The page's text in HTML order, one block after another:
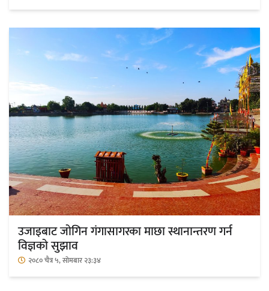
उजाइबाट जोगिन गंगासागरका माछा स्थानान्तरण गर्न
विज्ञको सुझाव
२०८० चैत्र ५, सोमबार २३:३४